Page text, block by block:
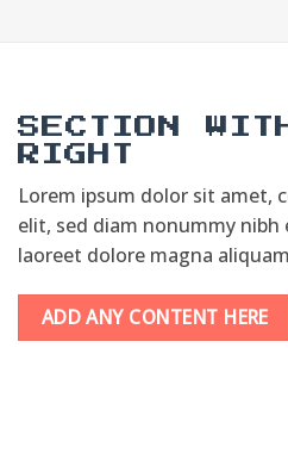
SECTION
RIGHT
Lorem ipsum dolor sit amet,
elit, sed diam nonummy
laoreet dolore magna
ADD ANY CONTENT HERE